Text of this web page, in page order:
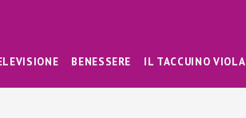
BENESSERE IL TACCUINO VIOLA